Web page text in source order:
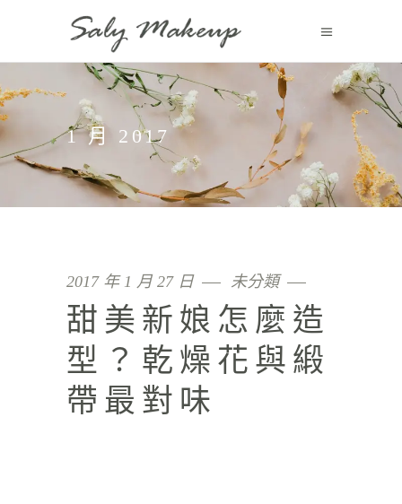
1 月 2017
2017 年 1 月 27 日 未分類
甜美新娘怎麼造
型？乾燥花與緞
帶最對味